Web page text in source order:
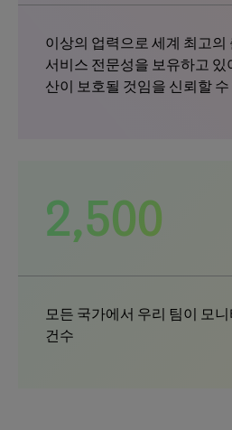
이상의 업력으로 세계 최고의
서비스 전문성을 보유하고 있
산이 보호될 것임을 신뢰할
2,500
모든 국가에서 우리 팀이 모
건수